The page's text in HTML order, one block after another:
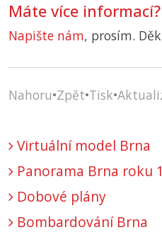
Máte více informací?
Napište nám, prosím.
Nahoru•Zpět•Tisk•
Virtuální model Brna
Panorama Brna roku
Dobové plány
Bombardování Brna